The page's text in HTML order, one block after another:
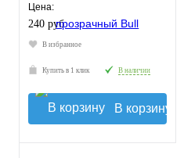
Цена:
240 руб.
В избранное
Купить в 1 клик В наличии
В корзину